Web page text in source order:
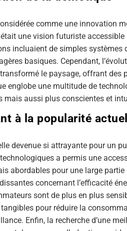
comme une innovation
une vision futuriste
incluaient de simples systèmes
basiques. Cependant,
le paysage, offrant des
englobe une multitude de
aussi plus conscientes et
à la popularité
devenue si attrayante pour un
a permis une
abordables pour une large
concernant l’efficacité
sont de plus en plus
pour réduire la
Enfin, la recherche d’une